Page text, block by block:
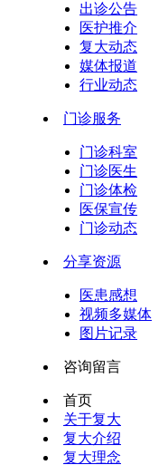
出诊公告
医护推介
复大动态
媒体报道
行业动态
门诊服务
门诊科室
门诊医生
门诊体检
医保宣传
门诊动态
分享资源
医患感想
视频多媒体
图片记录
咨询留言
首页
关于复大
复大介绍
复大理念